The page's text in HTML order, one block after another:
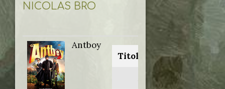
NICOLAS BRO
Antboy
Titolo originale:
Antboy